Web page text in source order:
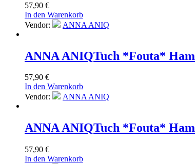
57,90 €
In den Warenkorb
Vendor:
ANNA ANIQ
ANNA ANIQTuch *Fouta*
57,90 €
In den Warenkorb
Vendor:
ANNA ANIQ
ANNA ANIQTuch *Fouta*
57,90 €
In den Warenkorb